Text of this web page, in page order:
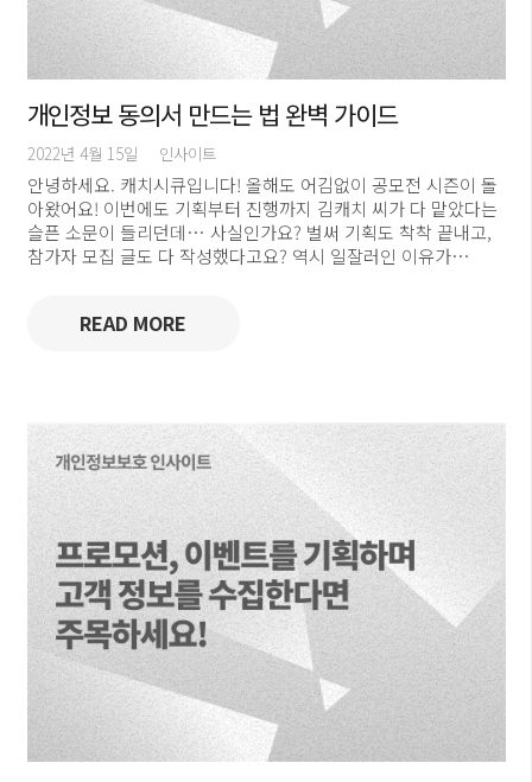
개인정보 동의서 만드는 법 완벽 가이드
2022년 4월 15일 인사이트
안녕하세요. 캐치시큐입니다! 올해도 어김없이 공모전 시즌이 돌
아왔어요! 이번에도 기획부터 진행까지 김캐치 씨가 다 맡았다는
슬픈 소문이 들리던데… 사실인가요? 벌써 기획도 착착 끝내고,
참가자 모집 글도 다 작성했다고요? 역시 일잘러인 이유가…
READ MORE